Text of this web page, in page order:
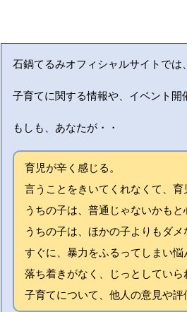
石鍋てるみオフィシャルサイトでは、
子育てに関する情報や、イベント開
もしも、あなたが・・
育児が辛く感じる。
言うことをきいてくれなくて、育
うちの子は、普通じゃないかもと
うちの子は、ほかの子よりもダメ
すぐに、暴力をふるってしまい悩
落ち着きがなく、じっとしていら
子育てについて、他人の意見や評